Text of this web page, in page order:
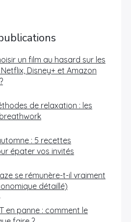
un film au hasard sur les
Disney+ et Amazon
de relaxation : les
: 5 recettes
épater vos invités
se rémunère-t-il vraiment
détaillé)
en panne : comment le